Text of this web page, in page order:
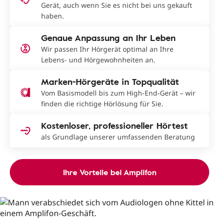
Gerät, auch wenn Sie es nicht bei uns gekauft
haben.
Genaue Anpassung an Ihr Leben
Wir passen Ihr Hörgerät optimal an Ihre
Lebens- und Hörgewohnheiten an.
Marken-Hörgeräte in Topqualität
Vom Basismodell bis zum High-End-Gerät – wir
finden die richtige Hörlösung für Sie.
Kostenloser, professioneller Hörtest
als Grundlage unserer umfassenden Beratung
Ihre Vorteile bei Amplifon